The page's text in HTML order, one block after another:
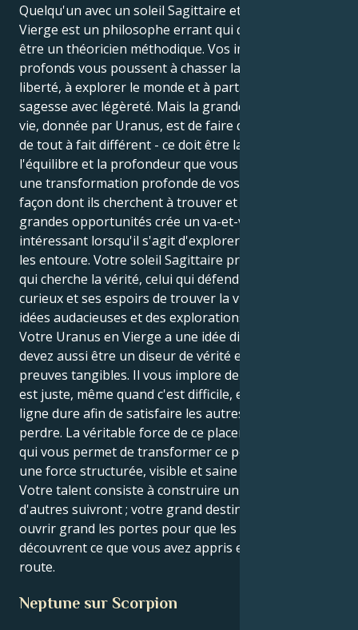
Quelqu'un avec un soleil Sagittaire et un Uranus en
Vierge est un philosophe errant qui doit apprendre à
être un théoricien méthodique. Vos instincts les plus
profonds vous poussent à chasser la vérité et la
liberté, à explorer le monde et à partager votre
sagesse avec légèreté. Mais la grande leçon de votre
vie, donnée par Uranus, est de faire quelque chose
de tout à fait différent - ce doit être la structure,
l'équilibre et la profondeur que vous atteindrez par
une transformation profonde de vos relations. La
façon dont ils cherchent à trouver et à peser ces
grandes opportunités crée un va-et-vient très
intéressant lorsqu'il s'agit d'explorer le monde qui
les entoure. Votre soleil Sagittaire préfère être celui
qui cherche la vérité, celui qui défend son esprit
curieux et ses espoirs de trouver la victoire dans des
idées audacieuses et des explorations ouvertes.
Votre Uranus en Vierge a une idée différente - vous
devez aussi être un diseur de vérité et en montrer les
preuves tangibles. Il vous implore de défendre ce qui
est juste, même quand c'est difficile, et de tracer une
ligne dure afin de satisfaire les autres sans vous
perdre. La véritable force de ce placement est celle
qui vous permet de transformer ce potentiel brut en
une force structurée, visible et saine dans le monde.
Votre talent consiste à construire un chemin que
d'autres suivront ; votre grand destin consistera à
ouvrir grand les portes pour que les gens
découvrent ce que vous avez appris en cours de
route.
Neptune sur Scorpion